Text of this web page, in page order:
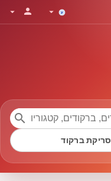
arrow_drop_down
person
arrow_drop_down
search
סריקת ברקוד